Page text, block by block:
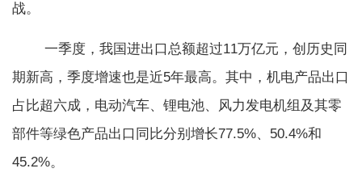
战。
一季度，我国进出口总额超过11万亿元，创历史同
期新高，季度增速也是近5年最高。其中，机电产品出口
占比超六成，电动汽车、锂电池、风力发电机组及其零
部件等绿色产品出口同比分别增长77.5%、50.4%和
45.2%。